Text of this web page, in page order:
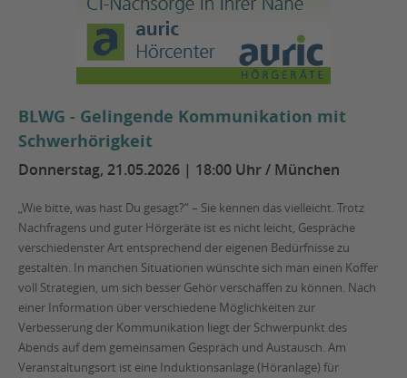
BLWG - Gelingende Kommunikation mit
Schwerhörigkeit
Donnerstag, 21.05.2026 | 18:00 Uhr / München
„Wie bitte, was hast Du gesagt?“ – Sie kennen das vielleicht. Trotz
Nachfragens und guter Hörgeräte ist es nicht leicht, Gespräche
verschiedenster Art entsprechend der eigenen Bedürfnisse zu
gestalten. In manchen Situationen wünschte sich man einen Koffer
voll Strategien, um sich besser Gehör verschaffen zu können. Nach
einer Information über verschiedene Möglichkeiten zur
Verbesserung der Kommunikation liegt der Schwerpunkt des
Abends auf dem gemeinsamen Gespräch und Austausch. Am
Veranstaltungsort ist eine Induktionsanlage (Höranlage) für